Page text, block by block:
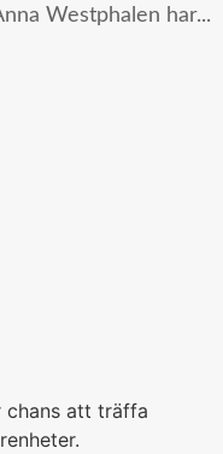
Westphalen har...
chans att träffa